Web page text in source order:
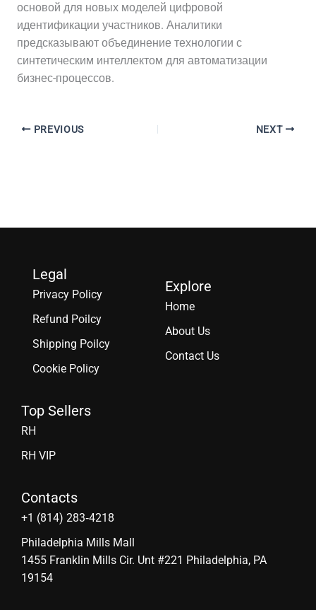
основой для новых моделей цифровой
идентификации участников. Аналитики
предсказывают объединение технологии с
синтетическим интеллектом для автоматизации
бизнес-процессов.
PREVIOUS NEXT
Legal
Privacy Policy
Refund Poilcy
Shipping Poilcy
Cookie Policy
Explore
Home
About Us
Contact Us
Top Sellers
RH
RH VIP
Contacts
‪+1 (814) 283‑4218
Philadelphia Mills Mall
1455 Franklin Mills Cir. Unt #221 Philadelphia, PA
19154